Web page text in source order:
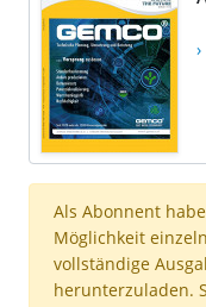
Als Abonnent
Möglichkeit
vollständige
herunterzuladen.